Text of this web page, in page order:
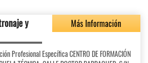
y Más Información
Profesional Específica CENTRO DE FORMACIÓN